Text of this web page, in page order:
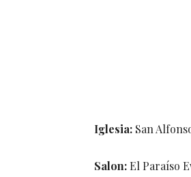
Iglesia: San
Salon:El Paraíso